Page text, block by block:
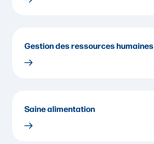
Gestion des ressources humaines
Saine alimentation